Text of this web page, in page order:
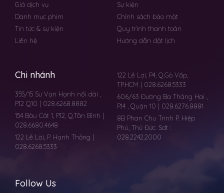
Giá dịch vụ
Danh mục phim
Tin tức & sự kiện
Liên hệ
Sự kiện
Chính sách bảo mật
Quy trình thanh toán
Hướng dẫn đặt lịch
Chi nhánh
355/15 Sư Vạn Hạnh nối dài ,
P.12 Q10 | 028.6268.8882
154 Bàu Cát 1, P.12, Q.Tân Bình |
028.6680.4648
122 Lê Lơi, P. Hạnh Thông |
028.6268.5333
122 Lê Lợi, P4, Q.Gò Vấp,
TP.HCM | 028.6268.5333
606/63 Đường Ba Tháng Hai ,
P.14 , Quận 10 | 028.6276.8881
8B Phan Chu Trinh P. Hiệp
Phú, Thủ Đức. Sdt :
028.2242.2000
Follow Us